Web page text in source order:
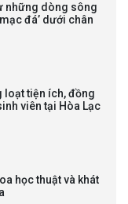
chức danh nghề
môn dùng
tiến sĩ của NCS
những dòng sông
đá’ dưới chân
loạt tiện ích, đồng
viên tại Hòa Lạc
học thuật và khát